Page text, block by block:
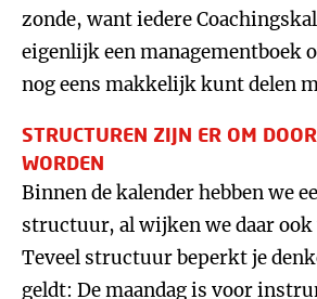
zonde, want iedere
eigenlijk een managementboek
nog eens makkelijk kunt delen
STRUCTUREN ZIJN ER OM
WORDEN
Binnen de kalender hebben we
structuur, al wijken we daar ook
Teveel structuur beperkt je
geldt: De maandag is voor